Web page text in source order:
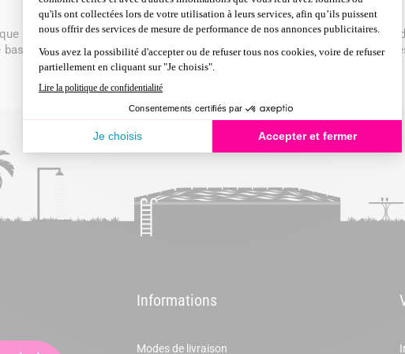
l’entretien de celle-ci ne vire pas au cauchemar, l’idéal est
et d’enlever les impuretés grâce au préfiltre et au filtre principal.
Informations
Modes de livraison